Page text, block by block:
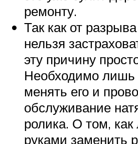
ремонту.
Так как от
нельзя
эту причину
Необходимо лишь
менять его и
обслуживание
ролика. О том, как
руками заменить